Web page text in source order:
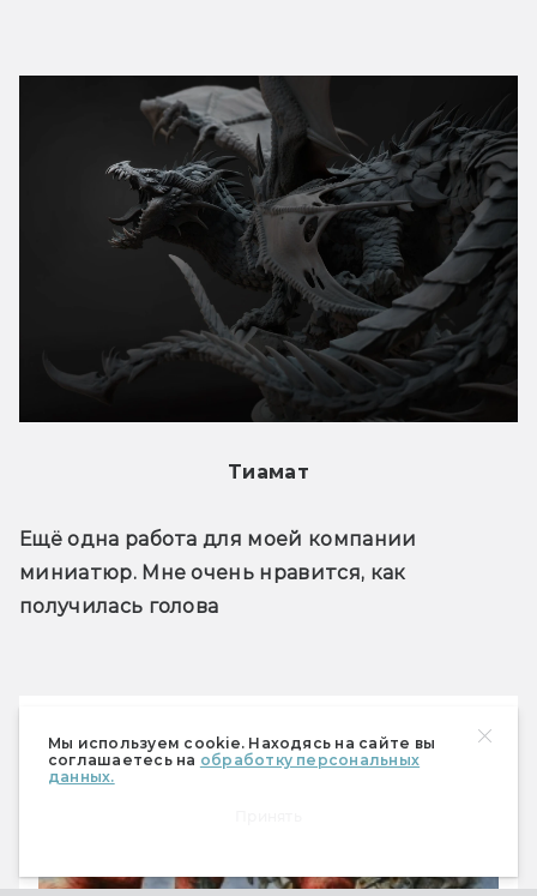
Мы используем cookie. Находясь на сайте вы
соглашаетесь на обработку персональных
данных.
Тиамат
Ещё одна работа для моей компании
миниатюр. Мне очень нравится, как
получилась голова
Читайте также